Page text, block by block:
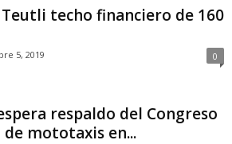
techo financiero de 160
5, 2019 0
respaldo del Congreso
mototaxis en...